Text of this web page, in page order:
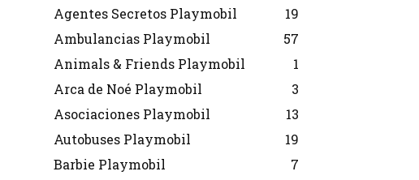
Agentes Secretos Playmobil
19
Ambulancias Playmobil
57
Animals & Friends Playmobil
1
Arca de Noé Playmobil
3
Asociaciones Playmobil
13
Autobuses Playmobil
19
Barbie Playmobil
7